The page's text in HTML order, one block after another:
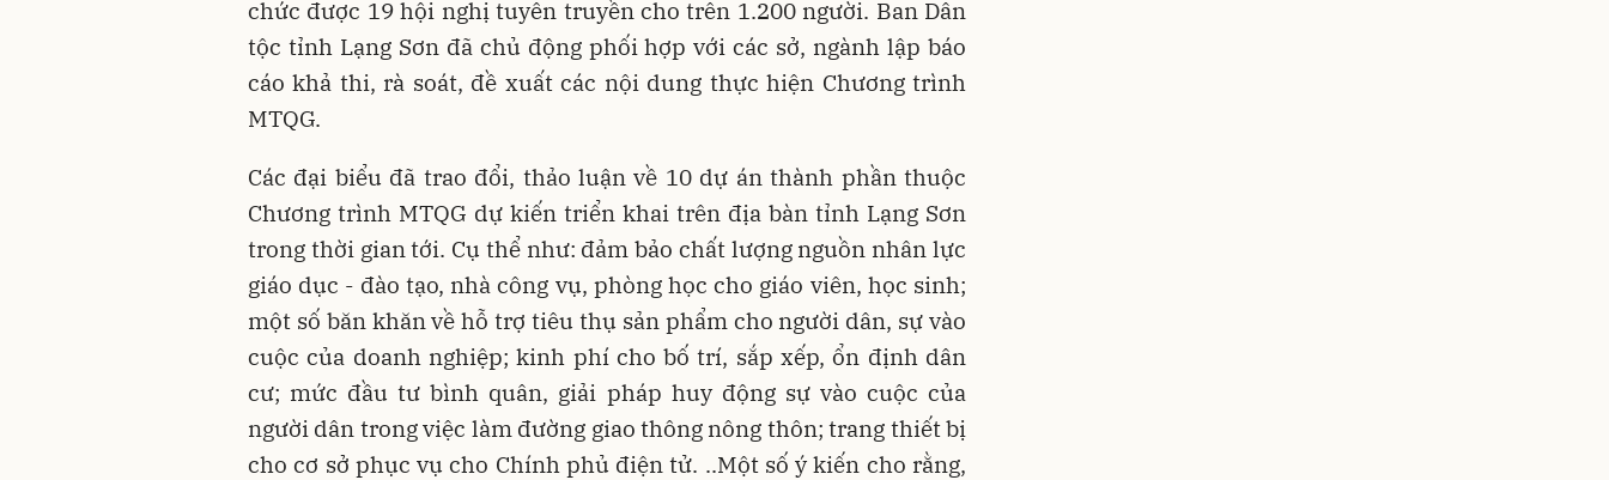
chức được 19 hội nghị tuyên truyền cho trên 1.200 người. Ban Dân
tộc tỉnh Lạng Sơn đã chủ động phối hợp với các sở, ngành lập báo
cáo khả thi, rà soát, đề xuất các nội dung thực hiện Chương trình
MTQG.
Các đại biểu đã trao đổi, thảo luận về 10 dự án thành phần thuộc
Chương trình MTQG dự kiến triển khai trên địa bàn tỉnh Lạng Sơn
trong thời gian tới. Cụ thể như: đảm bảo chất lượng nguồn nhân lực
giáo dục - đào tạo, nhà công vụ, phòng học cho giáo viên, học sinh;
một số băn khăn về hỗ trợ tiêu thụ sản phẩm cho người dân, sự vào
cuộc của doanh nghiệp; kinh phí cho bố trí, sắp xếp, ổn định dân
cư; mức đầu tư bình quân, giải pháp huy động sự vào cuộc của
người dân trong việc làm đường giao thông nông thôn; trang thiết bị
cho cơ sở phục vụ cho Chính phủ điện tử. ..Một số ý kiến cho rằng,